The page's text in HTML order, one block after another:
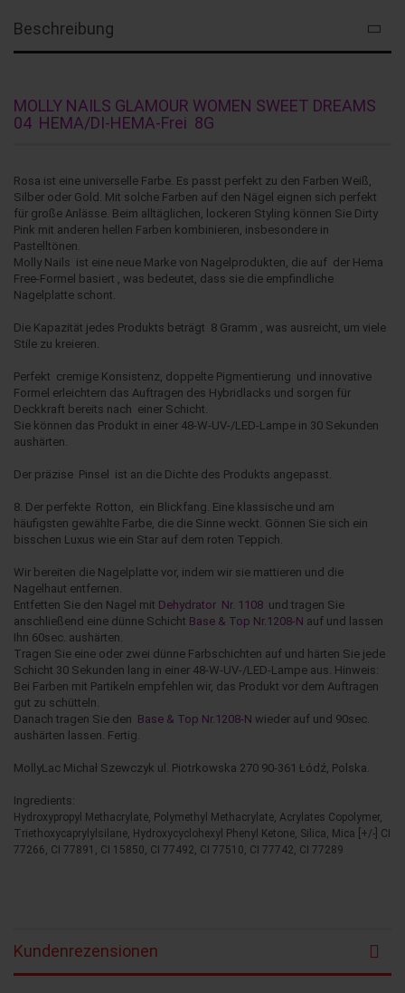
Beschreibung
MOLLY NAILS GLAMOUR WOMEN SWEET DREAMS
04 HEMA/DI-HEMA-Frei 8G
Rosa ist eine universelle Farbe. Es passt perfekt zu den Farben Weiß,
Silber oder Gold. Mit solche Farben auf den Nägel eignen sich perfekt
für große Anlässe. Beim alltäglichen, lockeren Styling können Sie Dirty
Pink mit anderen hellen Farben kombinieren, insbesondere in
Pastelltönen.
Molly Nails ist eine neue Marke von Nagelprodukten, die auf der Hema
Free-Formel basiert , was bedeutet, dass sie die empfindliche
Nagelplatte schont.
Die Kapazität jedes Produkts beträgt 8 Gramm , was ausreicht, um viele
Stile zu kreieren.
Perfekt cremige Konsistenz, doppelte Pigmentierung und innovative
Formel erleichtern das Auftragen des Hybridlacks und sorgen für
Deckkraft bereits nach einer Schicht.
Sie können das Produkt in einer 48-W-UV-/LED-Lampe in 30 Sekunden
aushärten.
Der präzise Pinsel ist an die Dichte des Produkts angepasst.
8. Der perfekte Rotton, ein Blickfang. Eine klassische und am
häufigsten gewählte Farbe, die die Sinne weckt. Gönnen Sie sich ein
bisschen Luxus wie ein Star auf dem roten Teppich.
Wir bereiten die Nagelplatte vor, indem wir sie mattieren und die
Nagelhaut entfernen.
Entfetten Sie den Nagel mit Dehydrator Nr. 1108 und tragen Sie
anschließend eine dünne Schicht Base & Top Nr.1208-N auf und lassen
Ihn 60sec. aushärten.
Tragen Sie eine oder zwei dünne Farbschichten auf und härten Sie jede
Schicht 30 Sekunden lang in einer 48-W-UV-/LED-Lampe aus. Hinweis:
Bei Farben mit Partikeln empfehlen wir, das Produkt vor dem Auftragen
gut zu schütteln.
Danach tragen Sie den Base & Top Nr.1208-N wieder auf und 90sec.
aushärten lassen. Fertig.
MollyLac Michał Szewczyk ul. Piotrkowska 270 90-361 Łódź, Polska.
Ingredients:
Hydroxypropyl Methacrylate, Polymethyl Methacrylate, Acrylates Copolymer,
Triethoxycaprylylsilane, Hydroxycyclohexyl Phenyl Ketone, Silica, Mica [+/-] CI
77266, CI 77891, CI 15850, CI 77492, CI 77510, CI 77742, CI 77289
Kundenrezensionen